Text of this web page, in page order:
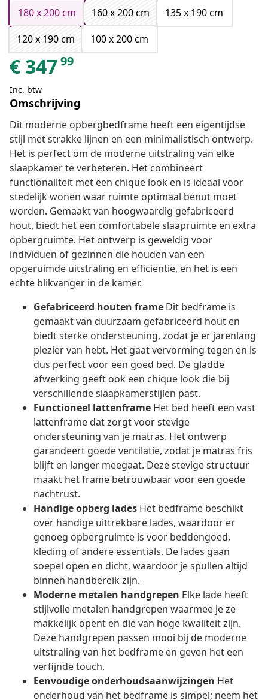
180 x 200 cm
160 x 200 cm
135 x 190 cm
120 x 190 cm
100 x 200 cm
€ 34799
Inc. btw
Omschrijving
Dit moderne opbergbedframe heeft een eigentijdse
stijl met strakke lijnen en een minimalistisch ontwerp.
Het is perfect om de moderne uitstraling van elke
slaapkamer te verbeteren. Het combineert
functionaliteit met een chique look en is ideaal voor
stedelijk wonen waar ruimte optimaal benut moet
worden. Gemaakt van hoogwaardig gefabriceerd
hout, biedt het een comfortabele slaapruimte en extra
opbergruimte. Het ontwerp is geweldig voor
individuen of gezinnen die houden van een
opgeruimde uitstraling en efficiëntie, en het is een
echte blikvanger in de kamer.
Gefabriceerd houten frame Dit bedframe is
gemaakt van duurzaam gefabriceerd hout en
biedt sterke ondersteuning, zodat je er jarenlang
plezier van hebt. Het gaat vervorming tegen en is
dus perfect voor een goed bed. De gladde
afwerking geeft ook een chique look die bij
verschillende slaapkamerstijlen past.
Functioneel lattenframe Het bed heeft een vast
lattenframe dat zorgt voor stevige
ondersteuning van je matras. Het ontwerp
garandeert goede ventilatie, zodat je matras fris
blijft en langer meegaat. Deze stevige structuur
maakt het frame betrouwbaar voor een goede
nachtrust.
Handige opberg lades Het bedframe beschikt
over handige uittrekbare lades, waardoor er
genoeg opbergruimte is voor beddengoed,
kleding of andere essentials. De lades gaan
soepel open en dicht, waardoor je spullen altijd
binnen handbereik zijn.
Moderne metalen handgrepen Elke lade heeft
stijlvolle metalen handgrepen waarmee je ze
makkelijk opent en die van hoge kwaliteit zijn.
Deze handgrepen passen mooi bij de moderne
uitstraling van het bedframe en geven het een
verfijnde touch.
Eenvoudige onderhoudsaanwijzingen Het
onderhoud van het bedframe is simpel; neem het